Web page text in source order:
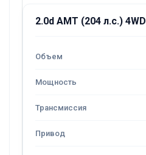
2.0d AMT (204 л.с.) 4WD